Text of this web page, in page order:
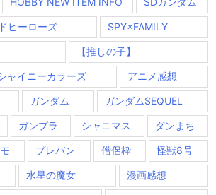
ヒーローズ SPY×FAMILY
【推しの子】
ャイニーカラーズ アニメ感想
ガンダム ガンダムSEQUEL
ガンプラ シャニマス ダンまち
プレバン 僧侶枠 怪獣8号
水星の魔女 漫画感想